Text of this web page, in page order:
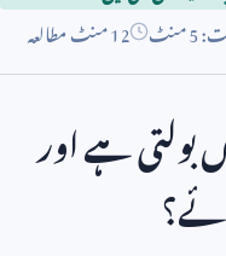
5منٹ 12 منٹ مطالعہ
ہے اور